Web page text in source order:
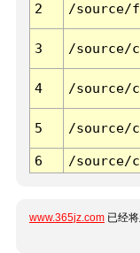
2 /source/
3 /source/
4 /source/
5 /source/
6 /source/
www.365jz.com 已经